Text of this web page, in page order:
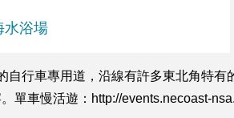
水浴場
自行車專用道，沿線有許多東北角特
單車慢活遊：http://events.necoast-